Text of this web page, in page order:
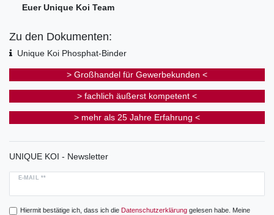
Euer Unique Koi Team
Zu den Dokumenten:
Unique Koi Phosphat-Binder
> Großhandel für Gewerbekunden <
> fachlich äußerst kompetent <
> mehr als 25 Jahre Erfahrung <
UNIQUE KOI - Newsletter
E-MAIL **
Hiermit bestätige ich, dass ich die Daten­schutz­erklärunggelesen habe. Meine